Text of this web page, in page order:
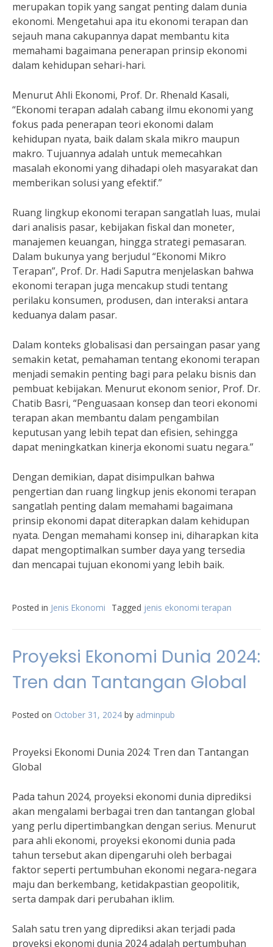
merupakan topik yang sangat penting dalam dunia
ekonomi. Mengetahui apa itu ekonomi terapan dan
sejauh mana cakupannya dapat membantu kita
memahami bagaimana penerapan prinsip ekonomi
dalam kehidupan sehari-hari.
Menurut Ahli Ekonomi, Prof. Dr. Rhenald Kasali,
“Ekonomi terapan adalah cabang ilmu ekonomi yang
fokus pada penerapan teori ekonomi dalam
kehidupan nyata, baik dalam skala mikro maupun
makro. Tujuannya adalah untuk memecahkan
masalah ekonomi yang dihadapi oleh masyarakat dan
memberikan solusi yang efektif.”
Ruang lingkup ekonomi terapan sangatlah luas, mulai
dari analisis pasar, kebijakan fiskal dan moneter,
manajemen keuangan, hingga strategi pemasaran.
Dalam bukunya yang berjudul “Ekonomi Mikro
Terapan”, Prof. Dr. Hadi Saputra menjelaskan bahwa
ekonomi terapan juga mencakup studi tentang
perilaku konsumen, produsen, dan interaksi antara
keduanya dalam pasar.
Dalam konteks globalisasi dan persaingan pasar yang
semakin ketat, pemahaman tentang ekonomi terapan
menjadi semakin penting bagi para pelaku bisnis dan
pembuat kebijakan. Menurut ekonom senior, Prof. Dr.
Chatib Basri, “Penguasaan konsep dan teori ekonomi
terapan akan membantu dalam pengambilan
keputusan yang lebih tepat dan efisien, sehingga
dapat meningkatkan kinerja ekonomi suatu negara.”
Dengan demikian, dapat disimpulkan bahwa
pengertian dan ruang lingkup jenis ekonomi terapan
sangatlah penting dalam memahami bagaimana
prinsip ekonomi dapat diterapkan dalam kehidupan
nyata. Dengan memahami konsep ini, diharapkan kita
dapat mengoptimalkan sumber daya yang tersedia
dan mencapai tujuan ekonomi yang lebih baik.
Posted in Jenis Ekonomi Tagged jenis ekonomi terapan
Proyeksi Ekonomi Dunia 2024:
Tren dan Tantangan Global
Posted on October 31, 2024 by adminpub
Proyeksi Ekonomi Dunia 2024: Tren dan Tantangan
Global
Pada tahun 2024, proyeksi ekonomi dunia diprediksi
akan mengalami berbagai tren dan tantangan global
yang perlu dipertimbangkan dengan serius. Menurut
para ahli ekonomi, proyeksi ekonomi dunia pada
tahun tersebut akan dipengaruhi oleh berbagai
faktor seperti pertumbuhan ekonomi negara-negara
maju dan berkembang, ketidakpastian geopolitik,
serta dampak dari perubahan iklim.
Salah satu tren yang diprediksi akan terjadi pada
proyeksi ekonomi dunia 2024 adalah pertumbuhan